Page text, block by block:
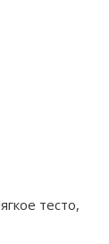
тесто,